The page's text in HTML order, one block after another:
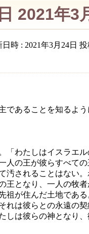
2021年
時 : 2021年3月24日 投
であることを知るよう
「わたしはイスラエ
人の王が彼らすべて
汚されることはない
王となり、一人の牧
祖が住んだ土地であ
れは彼らとの永遠の
しは彼らの神となり、